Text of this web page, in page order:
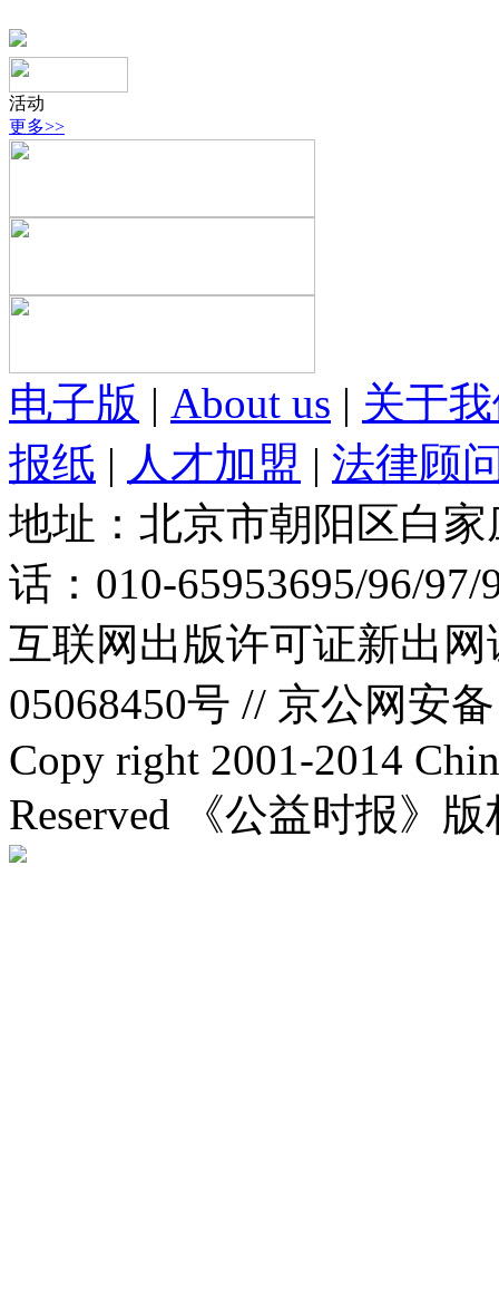
活动
更多>>
电子版 | About us | 关于
报纸 | 人才加盟 | 法律顾
地址：北京市朝阳区白
话：010-65953695/96/
互联网出版许可证新出
05068450号 // 京公网安
Copy right 2001-2014
Reserved 《公益时报》